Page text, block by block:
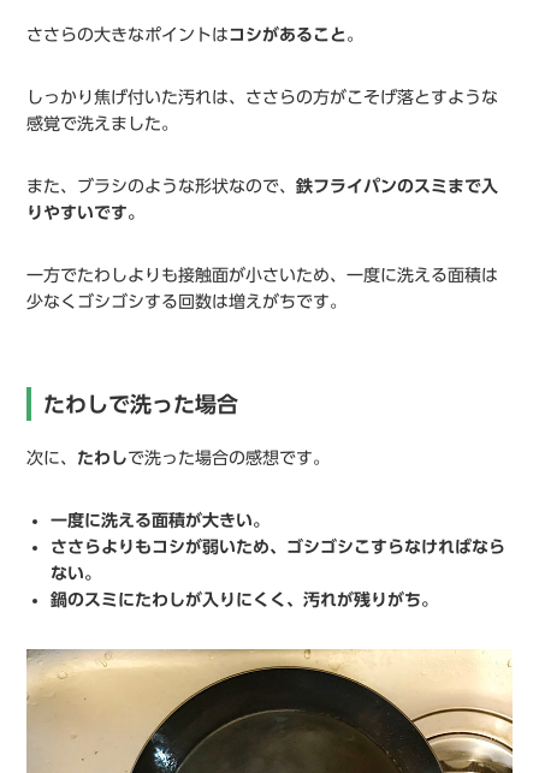
ささらの大きなポイントはコシがあること。
しっかり焦げ付いた汚れは、ささらの方がこそげ落とすような
感覚で洗えました。
また、ブラシのような形状なので、鉄フライパンのスミまで入
りやすいです。
一方でたわしよりも接触面が小さいため、一度に洗える面積は
少なくゴシゴシする回数は増えがちです。
たわしで洗った場合
次に、 たわしで洗った場合の感想です。
一度に洗える面積が大きい。
ささらよりもコシが弱いため、ゴシゴシこすらなければなら
ない。
鍋のスミにたわしが入りにくく、汚れが残りがち。